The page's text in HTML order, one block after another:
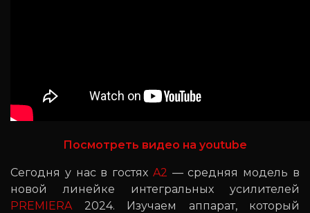
Посмотреть видео на youtube
Сегодня у нас в гостях A2 — средняя модель в
новой линейке интегральных усилителей
PREMIERA 2024. Изучаем аппарат, который